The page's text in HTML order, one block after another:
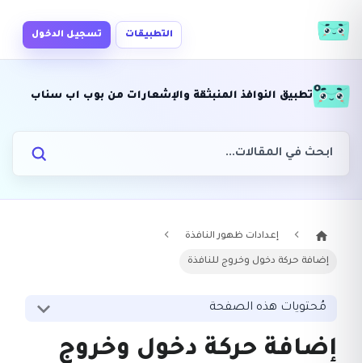
التطبيقات تسجيل الدخول
تطبيق النوافذ المنبثقة والإشعارات من بوب اب سناب
إعدادات ظهور النافذة
إضافة حركة دخول وخروج للنافذة
مُحتويات هذه الصفحة
إضافة حركة دخول وخروج